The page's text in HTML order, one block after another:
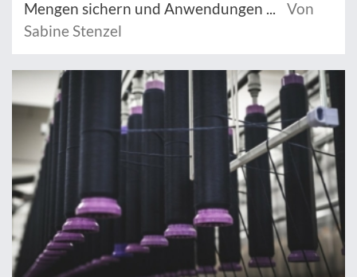
Mengen sichern und Anwendungen ...
Von
Sabine Stenzel